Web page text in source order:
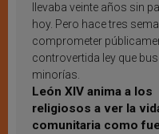
llevaba veinte años sin
hoy. Pero hace tres
comprometer
controvertida ley que
minorías.
León XIV anima a los
religiosos a ver la
comunitaria como